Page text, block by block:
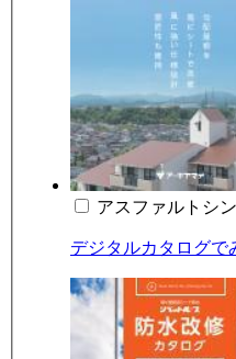
アスファルトシ
デジタルカタログで